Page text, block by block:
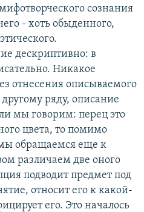
сознания
- хоть обыденного,
дескриптивно: в
Никакое
отнесения описываемого
ряду, описание
мы говорим: перец это
цвета, то помимо
обращаемся еще к
различаем две оного
подводит предмет под
относит его к какой-
его. Это началось